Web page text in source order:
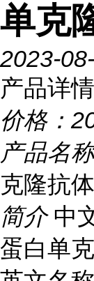
单克
2023-
产品详情
价格：
产品名称
克隆抗体
简介 中
蛋白单